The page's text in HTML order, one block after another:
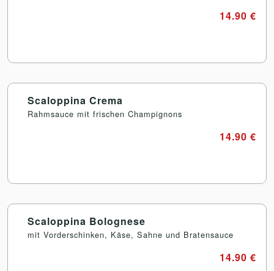
14.90 €
Scaloppina Crema
Rahmsauce mit frischen Champignons
14.90 €
Scaloppina Bolognese
mit Vorderschinken, Käse, Sahne und Bratensauce
14.90 €